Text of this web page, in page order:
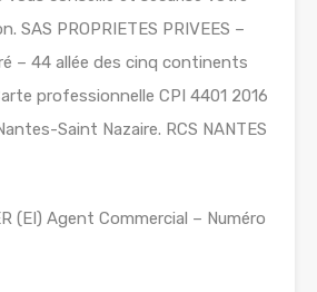
SAS PROPRIETES PRIVEES –
– 44 allée des cinq continents
professionnelle CPI 4401 2016
Saint Nazaire. RCS NANTES
(EI) Agent Commercial – Numéro